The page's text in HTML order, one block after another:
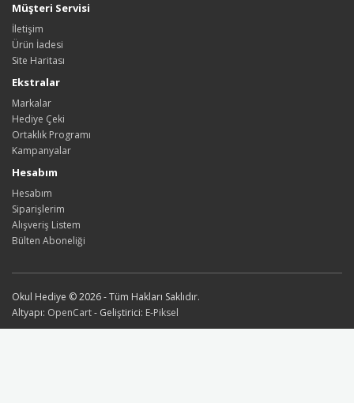
Müşteri Servisi
İletişim
Ürün İadesi
Site Haritası
Ekstralar
Markalar
Hediye Çeki
Ortaklık Programı
Kampanyalar
Hesabım
Hesabım
Siparişlerim
Alışveriş Listem
Bülten Aboneliği
Okul Hediye © 2026 - Tüm Hakları Saklıdır.
Altyapı: OpenCart- Geliştirici: E-Piksel